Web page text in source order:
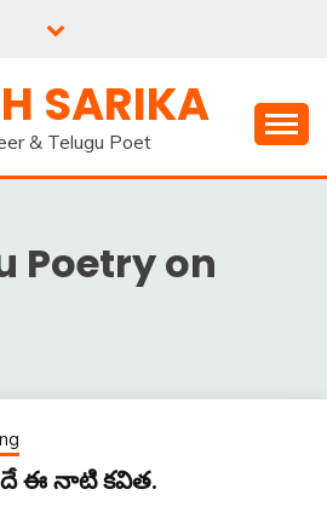
SARIKA
& Telugu Poet
Poetry on
ఈ నాటి కవిత.